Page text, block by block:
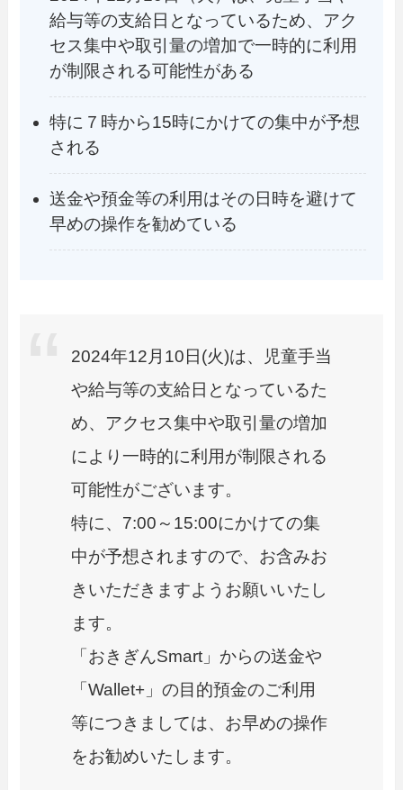
給与等の支給日となっているため、アク
セス集中や取引量の増加で一時的に利用
が制限される可能性がある
特に７時から15時にかけての集中が予想
される
送金や預金等の利用はその日時を避けて
早めの操作を勧めている
2024年12月10日(火)は、児童手当
や給与等の支給日となっているた
め、アクセス集中や取引量の増加
により一時的に利用が制限される
可能性がございます。
特に、7:00～15:00にかけての集
中が予想されますので、お含みお
きいただきますようお願いいたし
ます。
「おきぎんSmart」からの送金や
「Wallet+」の目的預金のご利用
等につきましては、お早めの操作
をお勧めいたします。